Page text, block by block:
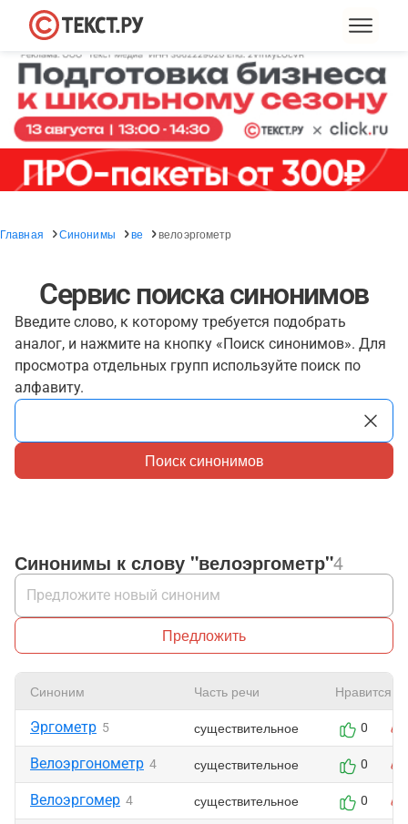
Главная Синонимы ве велоэргометр
Сервис поиска синонимов
Введите слово, к которому требуется подобрать
аналог, и нажмите на кнопку «Поиск синонимов». Для
просмотра отдельных групп используйте поиск по
алфавиту.
Поиск синонимов
Синонимы к слову "велоэргометр"4
Предложить
Синоним Часть речи Нравится
Эргометр 5 существительное 0
Велоэргонометр 4 существительное 0
Велоэргомер 4 существительное 0